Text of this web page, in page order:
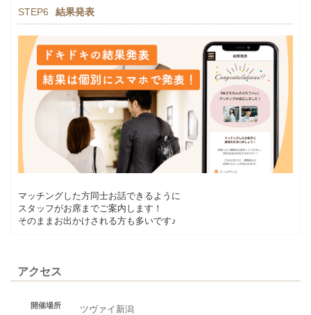
STEP6 結果発表
マッチングした方同士お話できるように
スタッフがお席までご案内します！
そのままお出かけされる方も多いです♪
アクセス
開催場所
ツヴァイ新潟